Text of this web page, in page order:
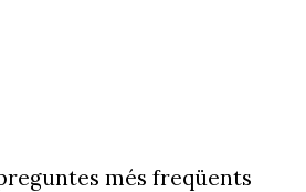
més freqüents